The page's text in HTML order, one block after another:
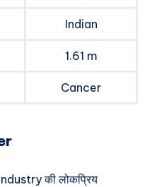
Indian
1.61 m
Cancer
की लोकप्रिय